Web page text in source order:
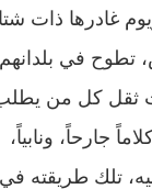
غادرها ذات
تطوح في
ثقل كل من
جارحاً،
تلك طريقته